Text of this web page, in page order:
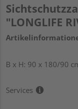
"LONGLIFE
B x H: 90 x 180/90
Services